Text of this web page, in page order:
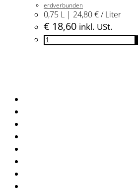
erdverbunden
0,75 L | 24,80 € / Liter
€ 18,60 inkl. USt.
Grüner